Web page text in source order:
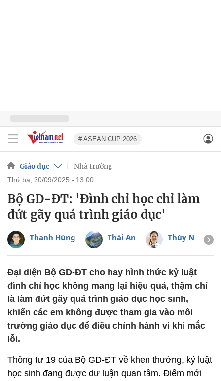
# ASEAN CUP 2026
Giáo dục Nhà trường
thứ ba, 30/09/2025 - 13:00
Bộ GD-ĐT: 'Đình chỉ học chỉ làm
đứt gãy quá trình giáo dục'
Thanh Hùng Thái An Thúy Nga
Đại diện Bộ GD-ĐT cho hay hình thức kỷ luật
đình chỉ học không mang lại hiệu quả, thậm chí
là làm đứt gãy quá trình giáo dục học sinh,
khiến các em không được tham gia vào môi
trường giáo dục để điều chỉnh hành vi khi mắc
lỗi.
Thông tư 19 của Bộ GD-ĐT về khen thưởng, kỷ luật
học sinh đang được dư luận quan tâm. Điểm mới